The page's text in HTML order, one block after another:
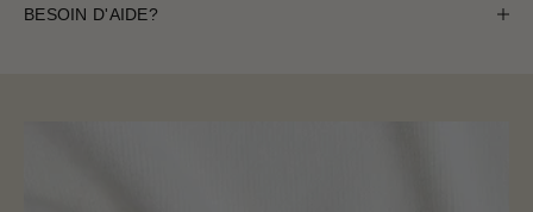
BESOIN D'AIDE?